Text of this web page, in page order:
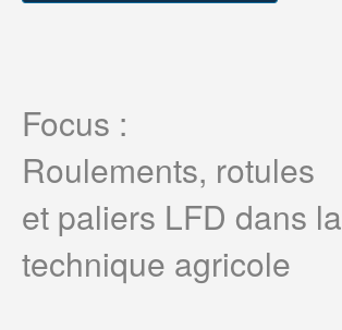
Focus :
Roulements, rotules
et paliers LFD dans la
technique agricole